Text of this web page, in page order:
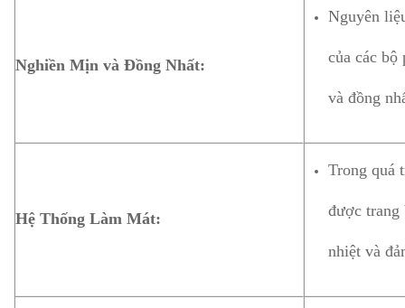
Nghiền Mịn và Đồng Nhất:
Nguyên
của các bộ
và đồng
Hệ Thống Làm Mát:
Trong quá
được trang
nhiệt và